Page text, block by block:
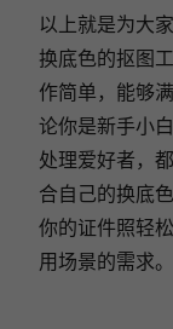
以上就是为大
换底色的抠图
作简单，能够
论你是新手小
处理爱好者，
合自己的换底
你的证件照轻
用场景的需求。